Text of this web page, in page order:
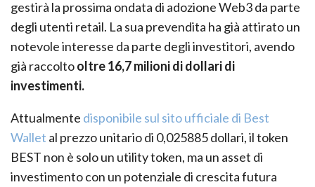
gestirà la prossima ondata di adozione Web3 da parte
degli utenti retail. La sua prevendita ha già attirato un
notevole interesse da parte degli investitori, avendo
già raccoltooltre 16,7 milioni di dollari di
investimenti.
Attualmente disponibile sul sito ufficiale di Best
Wallet al prezzo unitario di 0,025885 dollari, il token
BEST non è solo un utility token, ma un asset di
investimento con un potenziale di crescita futura